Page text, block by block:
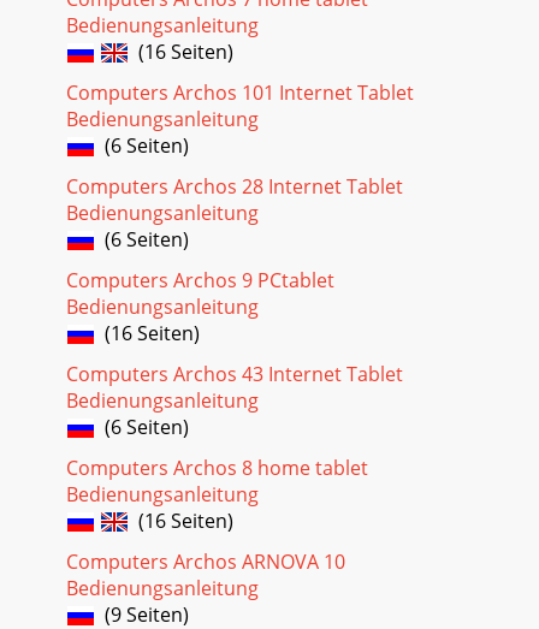
Bedienungsanleitung
(16 Seiten)
Computers Archos 101 Internet Tablet
Bedienungsanleitung
(6 Seiten)
Computers Archos 28 Internet Tablet
Bedienungsanleitung
(6 Seiten)
Computers Archos 9 PCtablet
Bedienungsanleitung
(16 Seiten)
Computers Archos 43 Internet Tablet
Bedienungsanleitung
(6 Seiten)
Computers Archos 8 home tablet
Bedienungsanleitung
(16 Seiten)
Computers Archos ARNOVA 10
Bedienungsanleitung
(9 Seiten)